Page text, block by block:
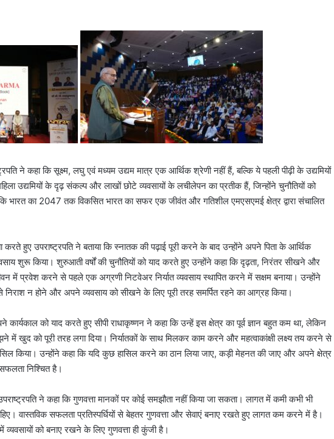
ने कहा कि सूक्ष्म, लघु एवं मध्यम उद्यम मात्र एक आर्थिक श्रेणी नहीं हैं, बल्कि ये पहली पीढ़ी के उद्यमियों
उद्यमियों के दृढ़ संकल्प और लाखों छोटे व्यवसायों के लचीलेपन का प्रतीक हैं, जिन्होंने चुनौतियों को
भारत का 2047 तक विकसित भारत का सफर एक जीवंत और गतिशील एमएसएमई क्षेत्र द्वारा संचालित
करते हुए उपराष्ट्रपति ने बताया कि स्नातक की पढ़ाई पूरी करने के बाद उन्होंने अपने पिता के आर्थिक
शुरू किया। शुरुआती वर्षों की चुनौतियों को याद करते हुए उन्होंने कहा कि दृढ़ता, निरंतर सीखने और
में प्रवेश करने से पहले एक अग्रणी निटवेअर निर्यात व्यवसाय स्थापित करने में सक्षम बनाया। उन्होंने
निराश न होने और अपने व्यवसाय को सीखने के लिए पूरी तरह समर्पित रहने का आग्रह किया।
को याद करते हुए सीपी राधाकृष्णन ने कहा कि उन्हें इस क्षेत्र का पूर्व ज्ञान बहुत कम था, लेकिन
में खुद को पूरी तरह लगा दिया। निर्यातकों के साथ मिलकर काम करने और महत्वाकांक्षी लक्ष्य तय करने से
किया। उन्होंने कहा कि यदि कुछ हासिल करने का ठान लिया जाए, कड़ी मेहनत की जाए और अपने क्षेत्र
निश्चित है।
ने कहा कि गुणवत्ता मानकों पर कोई समझौता नहीं किया जा सकता। लागत में कमी कभी भी
वास्तविक सफलता प्रतिस्पर्धियों से बेहतर गुणवत्ता और सेवाएं बनाए रखते हुए लागत कम करने में है।
में व्यवसायों को बनाए रखने के लिए गुणवत्ता ही कुंजी है।